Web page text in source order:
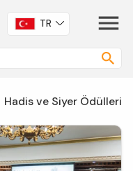
TR
Hadis ve Siyer Ödülleri